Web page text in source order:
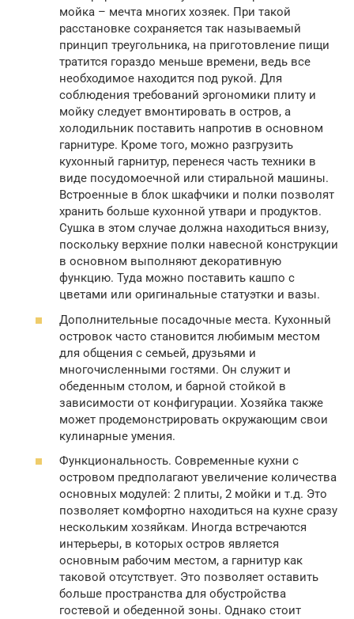
мойка – мечта многих хозяек. При такой
расстановке сохраняется так называемый
принцип треугольника, на приготовление пищи
тратится гораздо меньше времени, ведь все
необходимое находится под рукой. Для
соблюдения требований эргономики плиту и
мойку следует вмонтировать в остров, а
холодильник поставить напротив в основном
гарнитуре. Кроме того, можно разгрузить
кухонный гарнитур, перенеся часть техники в
виде посудомоечной или стиральной машины.
Встроенные в блок шкафчики и полки позволят
хранить больше кухонной утвари и продуктов.
Сушка в этом случае должна находиться внизу,
поскольку верхние полки навесной конструкции
в основном выполняют декоративную
функцию. Туда можно поставить кашпо с
цветами или оригинальные статуэтки и вазы.
Дополнительные посадочные места. Кухонный
островок часто становится любимым местом
для общения с семьей, друзьями и
многочисленными гостями. Он служит и
обеденным столом, и барной стойкой в
зависимости от конфигурации. Хозяйка также
может продемонстрировать окружающим свои
кулинарные умения.
Функциональность. Современные кухни с
островом предполагают увеличение количества
основных модулей: 2 плиты, 2 мойки и т.д. Это
позволяет комфортно находиться на кухне сразу
нескольким хозяйкам. Иногда встречаются
интерьеры, в которых остров является
основным рабочим местом, а гарнитур как
таковой отсутствует. Это позволяет оставить
больше пространства для обустройства
гостевой и обеденной зоны. Однако стоит